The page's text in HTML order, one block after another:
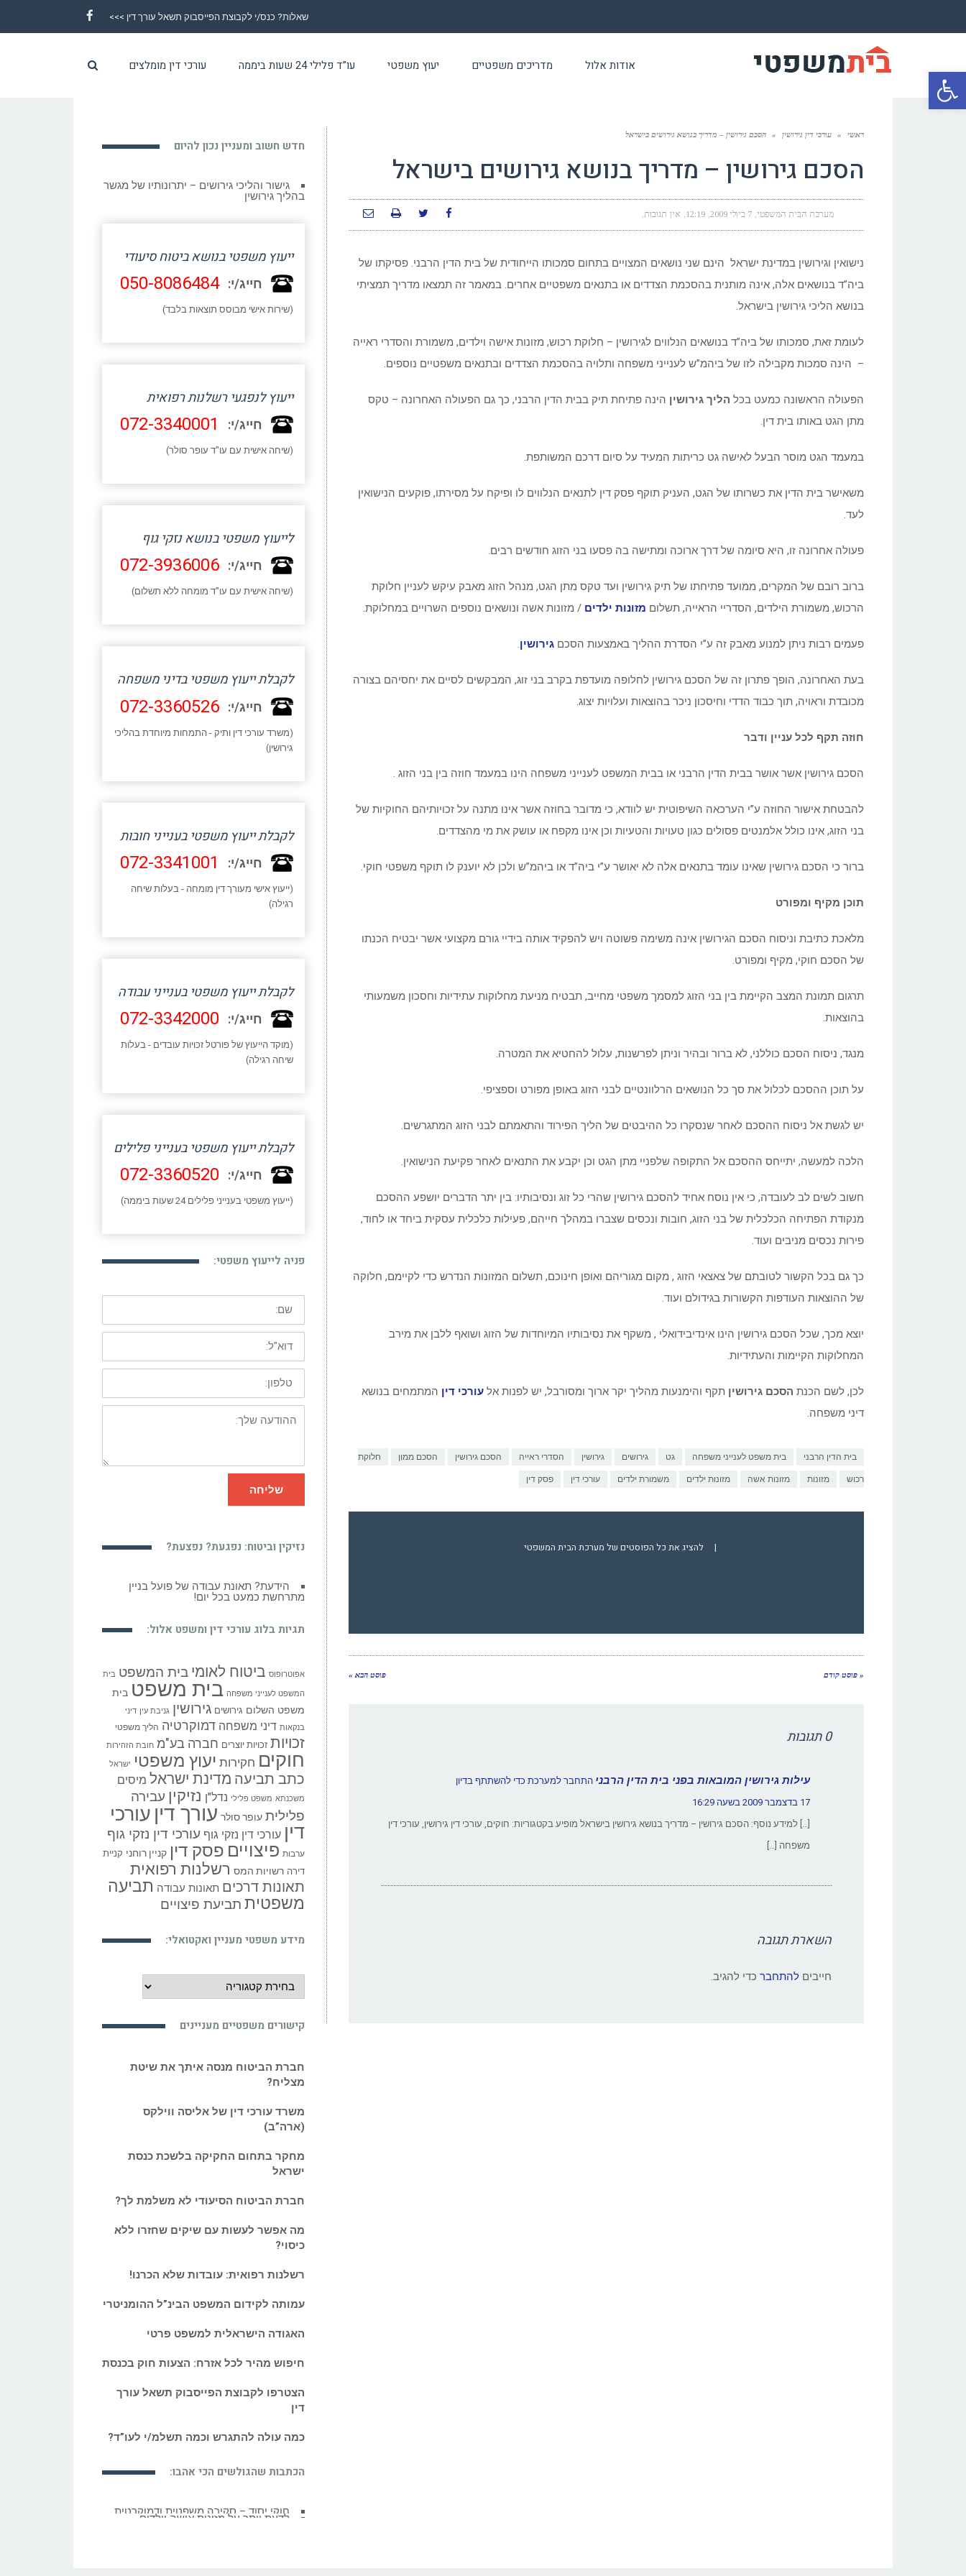
פתח סרגל נגישות
שאלות? כנס/י לקבוצת הפייסבוק תשאל עורך דין >>>
Facebook
אודות אלול מדריכים משפטיים יעוץ משפטי עו”ד פלילי 24 שעות ביממה עורכי דין מומלצים
ראשי » עורכי דין גירושין » הסכם גירושין – מדריך בנושא גירושים בישראל
הסכם גירושין – מדריך בנושא גירושים בישראל
מערכת הבית המשפטי 7 ביולי 2009 12:19 אין תגובות
נישואין וגירושין במדינת ישראל הינם שני נושאים המצויים בתחום סמכותו הייחודית של בית הדין הרבני. פסיקתו של
ביה”ד בנושאים אלה, אינה מותנית בהסכמת הצדדים או בתנאים משפטיים אחרים. במאמר זה תמצאו מדריך תמציתי
בנושא הליכי גירושין בישראל.
לעומת זאת, סמכותו של ביה”ד בנושאים הנלווים לגירושין – חלוקת רכוש, מזונות אישה וילדים, משמורת והסדרי ראייה
– הינה סמכות מקבילה לזו של ביהמ”ש לענייני משפחה ותלויה בהסכמת הצדדים ובתנאים משפטיים נוספים.
הפעולה הראשונה כמעט בכל הליך גירושין הינה פתיחת תיק בבית הדין הרבני, כך גם הפעולה האחרונה – טקס
מתן הגט באותו בית דין.
במעמד הגט מוסר הבעל לאישה גט כריתות המעיד על סיום דרכם המשותפת.
משאישר בית הדין את כשרותו של הגט, העניק תוקף פסק דין לתנאים הנלווים לו ופיקח על מסירתו, פוקעים הנישואין
לעד.
פעולה אחרונה זו, היא סיומה של דרך ארוכה ומתישה בה פסעו בני הזוג חודשים רבים.
ברוב רובם של המקרים, ממועד פתיחתו של תיק גירושין ועד טקס מתן הגט, מנהל הזוג מאבק עיקש לעניין חלוקת
הרכוש, משמורת הילדים, הסדריי הראייה, תשלום מזונות ילדים / מזונות אשה ונושאים נוספים השרויים במחלוקת.
פעמים רבות ניתן למנוע מאבק זה ע”י הסדרת ההליך באמצעות הסכם גירושין.
בעת האחרונה, הופך פתרון זה של הסכם גירושין לחלופה מועדפת בקרב בני זוג, המבקשים לסיים את יחסיהם בצורה
מכובדת וראויה, תוך כבוד הדדי וחיסכון ניכר בהוצאות ועלויות יצוג.
חוזה תקף לכל עניין ודבר
הסכם גירושין אשר אושר בבית הדין הרבני או בבית המשפט לענייני משפחה הינו במעמד חוזה בין בני הזוג .
להבטחת אישור החוזה ע”י הערכאה השיפוטית יש לוודא, כי מדובר בחוזה אשר אינו מתנה על זכויותיהם החוקיות של
בני הזוג, אינו כולל אלמנטים פסולים כגון טעויות והטעיות וכן אינו מקפח או עושק את מי מהצדדים.
ברור כי הסכם גירושין שאינו עומד בתנאים אלה לא יאושר ע”י ביה”ד או ביהמ”ש ולכן לא יוענק לו תוקף משפטי חוקי.
תוכן מקיף ומפורט
מלאכת כתיבת וניסוח הסכם הגירושין אינה משימה פשוטה ויש להפקיד אותה בידיי גורם מקצועי אשר יבטיח הכנתו
של הסכם חוקי, מקיף ומפורט.
תרגום תמונת המצב הקיימת בין בני הזוג למסמך משפטי מחייב, תבטיח מניעת מחלוקות עתידיות וחסכון משמעותי
בהוצאות.
מנגד, ניסוח הסכם כוללני, לא ברור ובהיר וניתן לפרשנות, עלול להחטיא את המטרה.
על תוכן ההסכם לכלול את סך כל הנושאים הרלוונטיים לבני הזוג באופן מפורט וספציפי.
יש לגשת אל ניסוח ההסכם לאחר שנסקרו כל ההיבטים של הליך הפירוד והתאמתם לבני הזוג המתגרשים.
הלכה למעשה, יתייחס ההסכם אל התקופה שלפניי מתן הגט וכן יקבע את התנאים לאחר פקיעת הנישואין.
חשוב לשים לב לעובדה, כי אין נוסח אחיד להסכם גירושין שהרי כל זוג ונסיבותיו: בין יתר הדברים יושפע ההסכם
מנקודת הפתיחה הכלכלית של בני הזוג, חובות ונכסים שצברו במהלך חייהם, פעילות כלכלית עסקית ביחד או לחוד,
פירות נכסים מניבים ועוד.
כך גם בכל הקשור לטובתם של צאצאי הזוג , מקום מגוריהם ואופן חינוכם, תשלום המזונות הנדרש כדי לקיימם, חלוקה
של ההוצאות העודפות הקשורות בגידולם ועוד.
יוצא מכך, שכל הסכם גירושין הינו אינדיבידואלי , משקף את נסיבותיו המיוחדות של הזוג ושואף ללבן את מירב
המחלוקות הקיימות והעתידיות.
לכן, לשם הכנת הסכם גירושין תקף והימנעות מהליך יקר ארוך ומסורבל, יש לפנות אל עורכי דין המתמחים בנושא
דיני משפחה.
בית הדין הרבני בית משפט לענייני משפחה גט גירושים גירושין הסדרי ראייה הסכם גירושין הסכם ממון חלוקת
רכוש מזונות מזונות אשה מזונות ילדים משמורת ילדים עורכי דין פסק דין
| להציג את כל הפוסטים של מערכת הבית המשפטי
« פוסט קודם פוסט הבא »
0 תגובות
עילות גירושין המובאות בפני בית הדין הרבני התחבר למערכת כדי להשתתף בדיון
17 בדצמבר 2009 בשעה 16:29
[…] למידע נוסף: הסכם גירושין – מדריך בנושא גירושין בישראל מופיע בקטגוריות: חוקים, עורכי דין גירושין, עורכי דין
משפחה […]
השארת תגובה
חייבים להתחבר כדי להגיב.
חדש חשוב ומעניין נכון להיום
גישור והליכי גירושים – יתרונותיו של מגשר
בהליך גירושין
ייעוץ משפטי בנושא ביטוח סיעודי
חייג/י: 050-8086484
(שירות אישי מבוסס תוצאות בלבד)
ייעוץ לנפגעי רשלנות רפואית
חייג/י: 072-3340001
(שיחה אישית עם עו"ד עופר סולר)
לייעוץ משפטי בנושא נזקי גוף
חייג/י: 072-3936006
(שיחה אישית עם עו"ד מומחה ללא תשלום)
לקבלת ייעוץ משפטי בדיני משפחה
חייג/י: 072-3360526
(משרד עורכי דין ותיק - התמחות מיוחדת בהליכי
גירושין)
לקבלת ייעוץ משפטי בענייני חובות
חייג/י: 072-3341001
(ייעוץ אישי מעורך דין מומחה - בעלות שיחה
רגילה)
לקבלת ייעוץ משפטי בענייני עבודה
חייג/י: 072-3342000
(מוקד הייעוץ של פורטל זכויות עובדים - בעלות
שיחה רגילה)
לקבלת ייעוץ משפטי בענייני פלילים
חייג/י: 072-3360520
(ייעוץ משפטי בענייני פלילים 24 שעות ביממה)
פניה לייעוץ משפטי:
שם:
דוא"ל:
טלפון:
ההודעה
שלך:
שליחה
נזיקין וביטוח: נפגעת? נפצעת?
רופא שטועה בבחירת טיפול אינו בהכרח
רשלן!
תגיות בלוג עורכי דין ומשפט אלול:
אפוטרופוס ביטוח לאומי בית המשפט בית
המשפט לענייני משפחה בית משפט בית
משפט השלום גירושים גירושין גניבת עין דיני
בנקאות דיני משפחה דמוקרטיה הליך משפטי
זכויות זכויות יוצרים חברה בע"מ חובת הזהירות
חוקים חקירות יעוץ משפטי ישראל
כתב תביעה מדינת ישראל מיסים
משכנתא משפט פלילי נדל"ן נזיקין עבירה
פלילית עופר סולר עורך דין עורכי
דין עורכי דין נזקי גוף עורכי דין נזקי גוף
ערבות פיצויים פסק דין קניין רוחני קניית
דירה רשויות המס רשלנות רפואית
תאונות דרכים תאונות עבודה תביעה
משפטית תביעת פיצויים
מידע משפטי מעניין ואקטואלי:
מידע
משפטי
ואקטואלי:
קישורים משפטיים מעניינים
חברת הביטוח מנסה איתך את שיטת
מצליח?
משרד עורכי דין של אליסה ווילקס
(ארה”ב)
מחקר בתחום החקיקה בלשכת כנסת
ישראל
חברת הביטוח הסיעודי לא משלמת לך?
מה אפשר לעשות עם שיקים שחזרו ללא
כיסוי?
רשלנות רפואית: עובדות שלא הכרנו!
עמותה לקידום המשפט הבינ”ל ההומניטרי
האגודה הישראלית למשפט פרטי
חיפוש מהיר לכל אזרח: הצעות חוק בכנסת
הצטרפו לקבוצת הפייסבוק תשאל עורך
דין
כמה עולה להתגרש וכמה תשלמ/י לעו”ד?
הכתבות שהגולשים הכי אהבו:
לדעת יותר על מזונות אישה וילדים